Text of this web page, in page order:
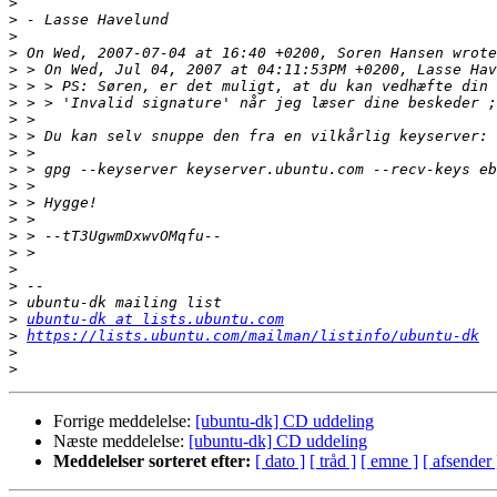
>
>
>
>
>
>
>
>
>
>
>
>
>
>
>
>
>
>
> ubuntu-dk at lists.ubuntu.com
> https://lists.ubuntu.com/mailman/listinfo/ubuntu-dk
>
>
Forrige meddelelse: [ubuntu-dk] CD uddeling
Næste meddelelse: [ubuntu-dk] CD uddeling
Meddelelser sorteret efter: [ dato ] [ tråd ] [ emne ] [ afsender